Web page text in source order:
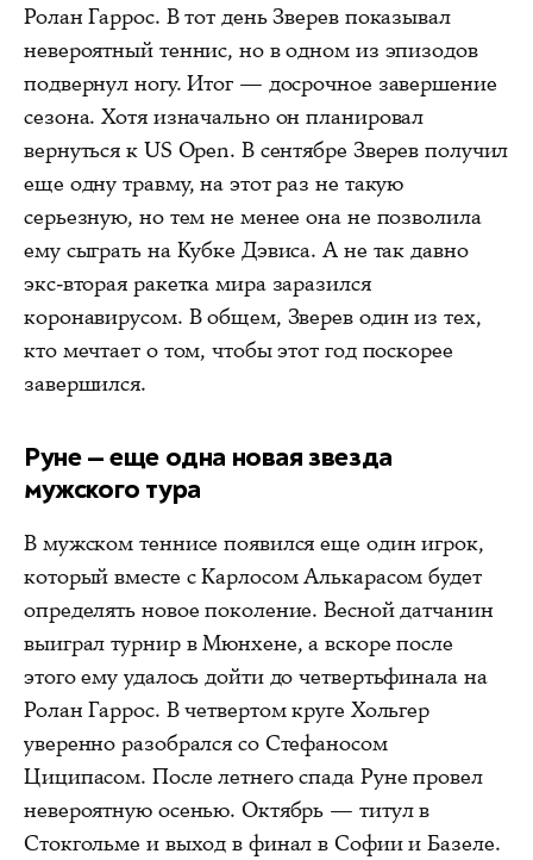
Ролан Гаррос. В тот день Зверев показывал
невероятный теннис, но в одном из эпизодов
подвернул ногу. Итог — досрочное завершение
сезона. Хотя изначально он планировал
вернуться к US Open. В сентябре Зверев получил
еще одну травму, на этот раз не такую
серьезную, но тем не менее она не позволила
ему сыграть на Кубке Дэвиса. А не так давно
экс-вторая ракетка мира заразился
коронавирусом. В общем, Зверев один из тех,
кто мечтает о том, чтобы этот год поскорее
завершился.
Руне — еще одна новая звезда
мужского тура
В мужском теннисе появился еще один игрок,
который вместе с Карлосом Алькарасом будет
определять новое поколение. Весной датчанин
выиграл турнир в Мюнхене, а вскоре после
этого ему удалось дойти до четвертьфинала на
Ролан Гаррос. В четвертом круге Хольгер
уверенно разобрался со Стефаносом
Циципасом. После летнего спада Руне провел
невероятную осенью. Октябрь — титул в
Стокгольме и выход в финал в Софии и Базеле.